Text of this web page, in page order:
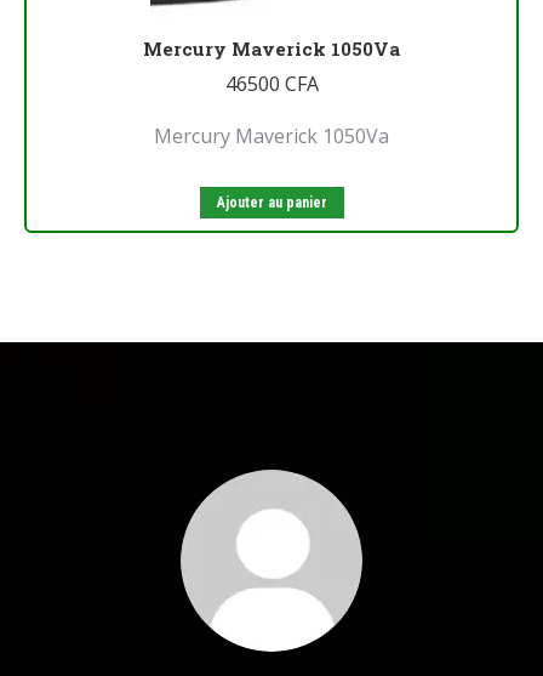
Mercury Maverick 1050Va
46500 CFA
Mercury Maverick 1050Va
Ajouter au panier